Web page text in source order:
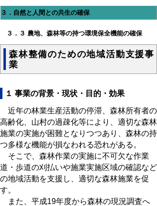
３．自然と人間との共生の確保
３．３ 農地、森林等の持つ環境保全機能の確保
森林整備のための地域活動支援事
業
１ 事業の背景・現状・目的・効果
近年の林業生産活動の停滞、森林所有者の
高齢化、山村の過疎化等により、適切な森林
施業の実施が困難となりつつあり、森林の持
つ多様な機能が損なわれる恐れがある。
そこで、森林作業の実施に不可欠な作業
道・歩道の刈払いや施業実施区域の確認など
の地域活動を支援し、適切な森林施業を促
す。
また、平成19年度から森林の現況調査へ